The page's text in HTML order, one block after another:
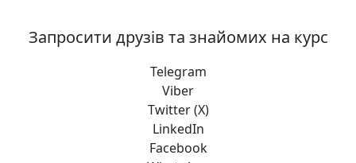
Запросити друзів та знайомих на курс
Telegram
Viber
Twitter (X)
LinkedIn
Facebook